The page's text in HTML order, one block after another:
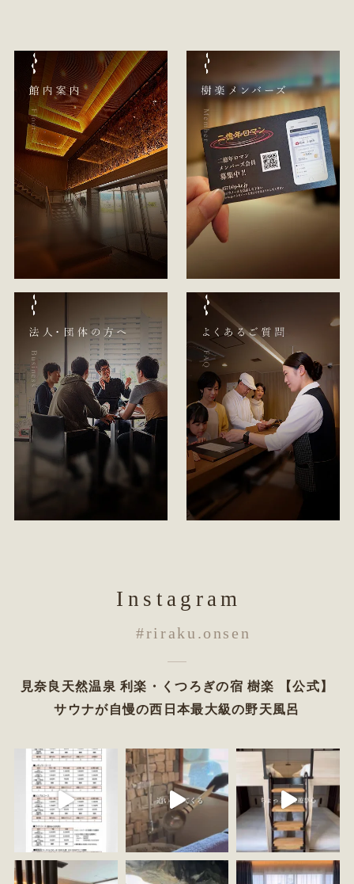
Instagram
#riraku.onsen
見奈良天然温泉 利楽・くつろぎの宿 樹楽 【公式】
サウナが自慢の西日本最大級の野天風呂